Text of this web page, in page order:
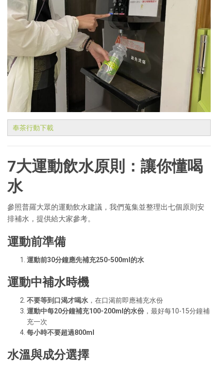
奉茶行動下載
7大運動飲水原則：讓你懂喝
水
參照普羅大眾的運動飲水建議，我們蒐集並整理出七個原則安
排補水，提供給大家參考。
運動前準備
運動前30分鐘應先補充250-500ml的水
運動中補水時機
不要等到口渴才喝水 ，在口渴前即應補充水份
運動中每20分鐘補充100-200ml的水份，最好每10-15分鐘補
充一次
每小時不要超過800ml
水溫與成分選擇